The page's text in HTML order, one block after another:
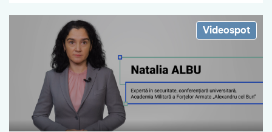
Videospot